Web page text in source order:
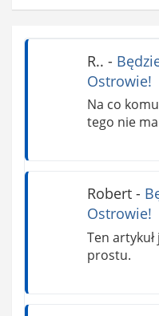
R.. -
Ostrowie!
Na co
tego nie ma
Robert-
Ostrowie!
Ten artykuł
prostu.